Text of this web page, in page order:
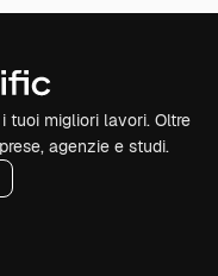
tuoi migliori lavori. Oltre
agenzie e studi.